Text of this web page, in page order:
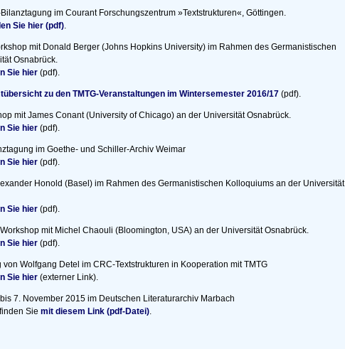
im Courant Forschungszentrum »Textstrukturen«, Göttingen.
Sie hier (pdf).
mit Donald Berger (Johns Hopkins University) im Rahmen des Germanistischen
Osnabrück.
Sie hier (pdf).
zu den TMTG-Veranstaltungen im Wintersemester 2016/17 (pdf).
mit James Conant (University of Chicago) an der Universität Osnabrück.
Sie hier (pdf).
im Goethe- und Schiller-Archiv Weimar
Sie hier (pdf).
Honold (Basel) im Rahmen des Germanistischen Kolloquiums an der Universität
Sie hier (pdf).
mit Michel Chaouli (Bloomington, USA) an der Universität Osnabrück.
Sie hier (pdf).
Wolfgang Detel im CRC-Textstrukturen in Kooperation mit TMTG
Sie hier (externer Link).
7. November 2015 im Deutschen Literaturarchiv Marbach
Sie mit diesem Link (pdf-Datei).